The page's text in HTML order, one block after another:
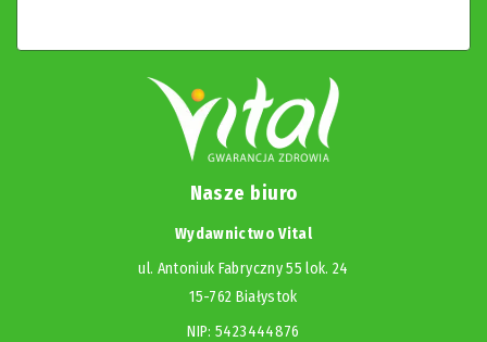
Nasze biuro
Wydawnictwo Vital
ul. Antoniuk Fabryczny 55 lok. 24
15-762 Białystok
NIP: 5423444876